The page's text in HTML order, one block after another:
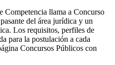
Competencia llama a Concurso
del área jurídica y un
Los requisitos, perfiles de
para la postulación a cada
Concursos Públicos con